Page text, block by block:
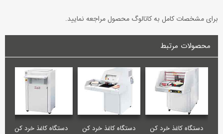
برای مشخصات کامل به کاتالوگ محصول مراجعه نمایید.
محصولات مرتبط
دستگاه کاغذ خرد کن
دستگاه کاغذ خرد کن
دستگاه کاغذ خرد کن